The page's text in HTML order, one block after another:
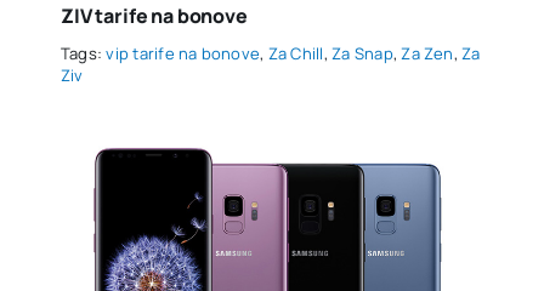
ZIV tarife na bonove
Tags:vip tarife na bonove, Za Chill,Za Snap,Za Zen,Za
Ziv